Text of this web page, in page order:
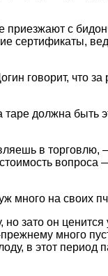
с
сертификаты,
говорит, что
должна быть
в
много на своих
зато он
много
в этот период